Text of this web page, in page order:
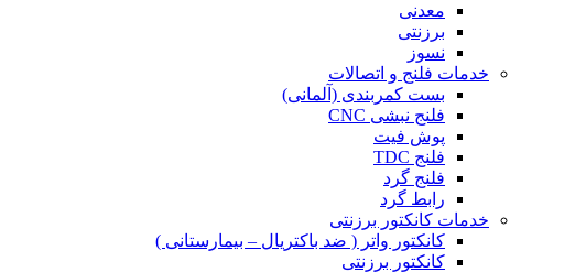
معدنی
برزنتی
نسوز
خدمات فلنج و اتصالات
بست کمربندی (آلمانی)
فلنج نبشی CNC
پوش فیت
فلنج TDC
فلنج گرد
رابط گرد
خدمات کانکتور برزنتی
کانکتور واتر ( ضد باکتریال – بیمارستانی )
کانکتور برزنتی